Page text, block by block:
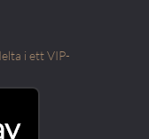
i ett VIP-